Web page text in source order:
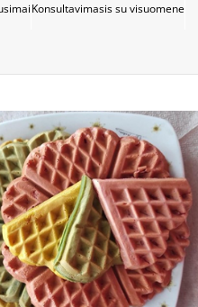
Konsultavimasis su visuomene